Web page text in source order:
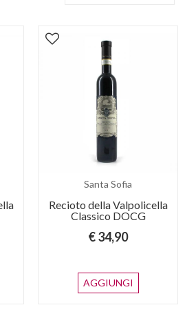
Santa Sofia
Recioto della Valpolicella
Classico DOCG
€ 34,90
AGGIUNGI